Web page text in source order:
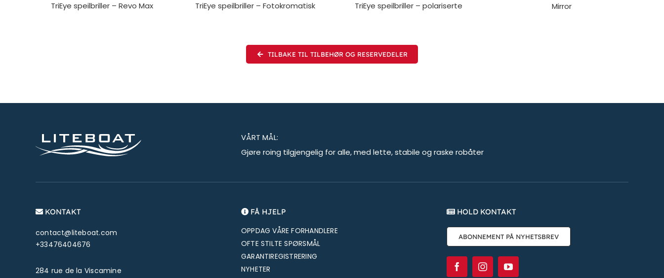
TriEye speilbriller – Revo Max TriEye speilbriller – Fotokromatisk TriEye speilbriller – polariserte Mirror
TILBAKE TIL TILBEHØR OG RESERVEDELER
VÅRT MÅL:
Gjøre roing tilgjengelig for alle, med lette, stabile og raske robåter
KONTAKT
contact@liteboat.com
+33476404676
284 rue de la Viscamine
FÅ HJELP
OPPDAG VÅRE FORHANDLERE
OFTE STILTE SPØRSMÅL
GARANTIREGISTRERING
NYHETER
HOLD KONTAKT
ABONNEMENT PÅ NYHETSBREV